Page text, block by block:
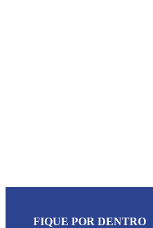
FIQUE POR DENTRO